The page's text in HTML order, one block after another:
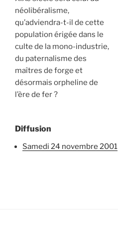
néolibéralisme,
qu’adviendra-t-il de cette
population érigée dans le
culte de la mono-industrie,
du paternalisme des
maîtres de forge et
désormais orpheline de
l’ère de fer ?
Diffusion
samedi 24 novembre 2001